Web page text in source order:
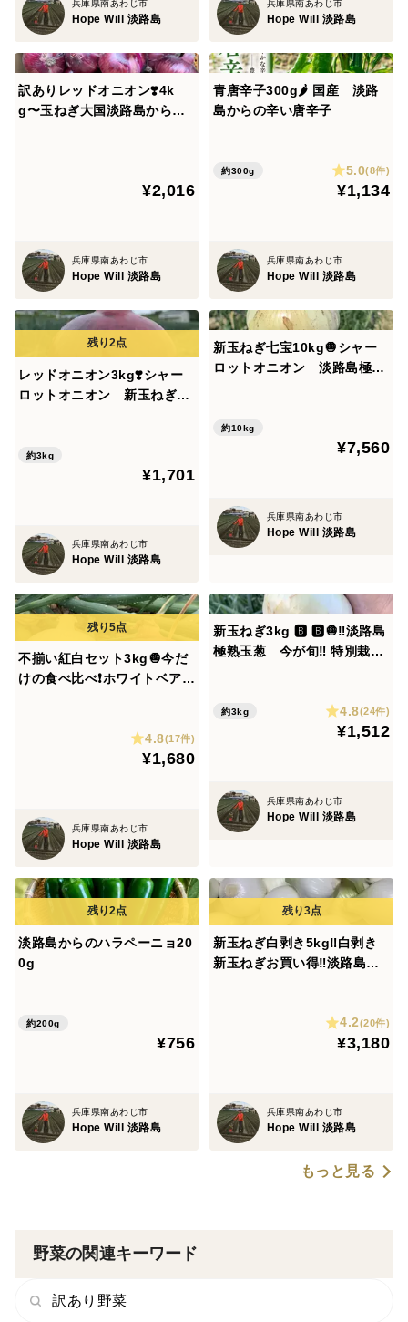
兵庫県南あわじ市
Hope Will 淡路島
兵庫県南あわじ市
Hope Will 淡路島
訳ありレッドオニオン❣️4k
g〜玉ねぎ大国淡路島からの
¥2,016
兵庫県南あわじ市
Hope Will 淡路島
青唐辛子300g🌶 国産 淡路
島からの辛い唐辛子
約300g 5.0(8件)
¥1,134
兵庫県南あわじ市
Hope Will 淡路島
レッドオニオン3kg❣️シャー
ロットオニオン 新玉ねぎ
約3kg
¥1,701
兵庫県南あわじ市
Hope Will 淡路島
新玉ねぎ七宝10kg🧅シャー
ロットオニオン 淡路島極熟
約10kg
¥7,560
兵庫県南あわじ市
Hope Will 淡路島
不揃い紅白セット3kg🧅今だ
けの食べ比べ❗️ホワイトベア
4.8(17件)
¥1,680
兵庫県南あわじ市
Hope Will 淡路島
新玉ねぎ3kg 🅱️ 🅱️🧅‼️淡路島
極熟玉葱 今が旬‼️ 特別栽培
約3kg 4.8(24件)
¥1,512
兵庫県南あわじ市
Hope Will 淡路島
淡路島からのハラペーニョ20
0g
約200g
¥756
兵庫県南あわじ市
Hope Will 淡路島
新玉ねぎ白剥き5kg‼️白剥き
新玉ねぎお買い得‼️淡路島新
4.2(20件)
¥3,180
兵庫県南あわじ市
Hope Will 淡路島
もっと見る
野菜の関連キーワード
訳あり野菜